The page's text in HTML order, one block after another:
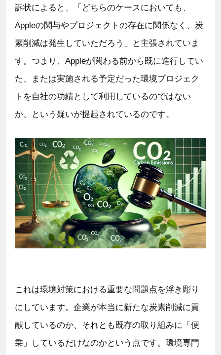
訴状によると、「どちらのケースにおいても、
Appleの関与やプロジェクトの存在に関係なく、炭
素削減は発生していただろう」と主張されていま
す。つまり、Appleが関わる前から既に進行してい
た、または実施される予定だった環境プロジェク
トを自社の功績として利用しているのではない
か、という疑いが提起されているのです。
これは環境対策における重要な問題点を浮き彫り
にしています。企業が本当に新たな炭素削減に貢
献しているのか、それとも既存の取り組みに「便
乗」しているだけなのかという点です。環境専門